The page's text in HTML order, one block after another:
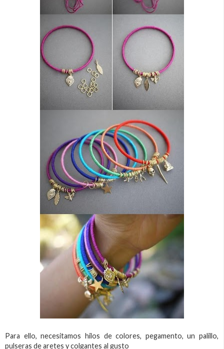
Para ello, necesitamos hilos de colores, pegamento, un palillo,
pulseras de aretes y colgantes al gusto